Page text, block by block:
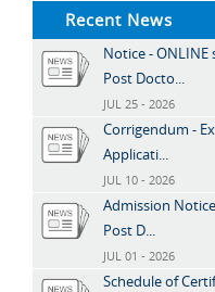
Recent News
Notice -
Post Docto...
JUL 25 - 2026
Corrigendum -
Applicati...
JUL 10 - 2026
Admission
Post D...
JUL 01 - 2026
Schedule of